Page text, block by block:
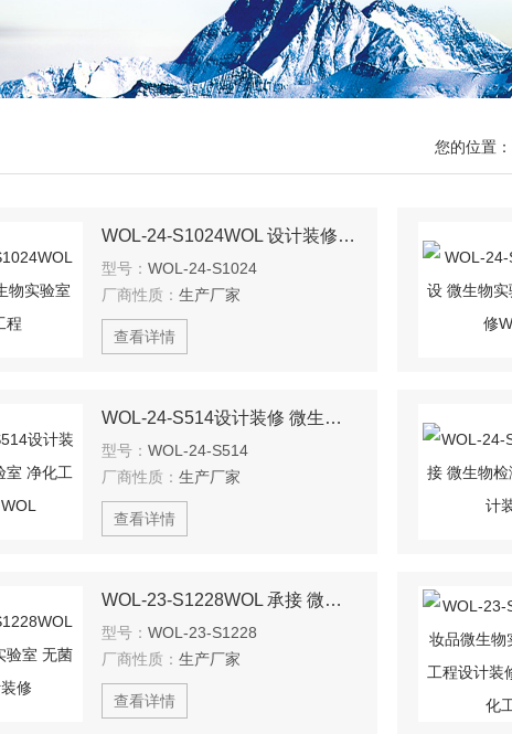
您的位置：
WOL-24-S1024WOL 设计装修 微生物实验室 净化工程
型号： WOL-24-S1024
厂商性质： 生产厂家
查看详情
WOL-24-S514设计装修 微生物实验室 净化工程 施工 WOL
型号： WOL-24-S514
厂商性质： 生产厂家
查看详情
WOL-23-S1228WOL 承接 微生物实验室 无菌室 设计装修
型号： WOL-23-S1228
厂商性质： 生产厂家
查看详情